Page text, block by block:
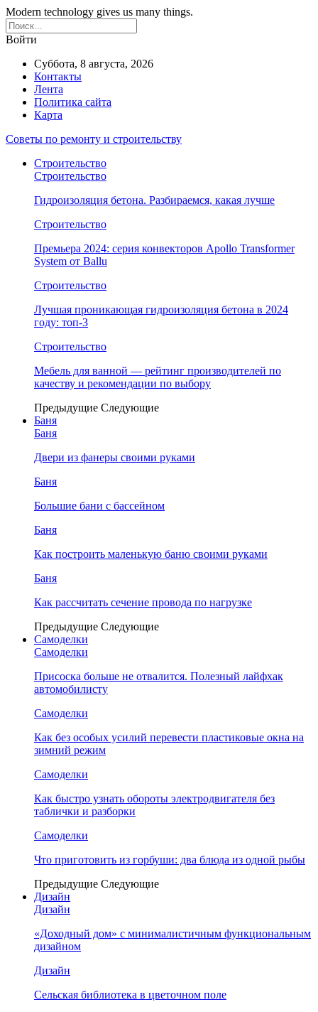
Modern technology gives us many things.
Войти
Суббота, 8 августа, 2026
Контакты
Лента
Политика сайта
Карта
Советы по ремонту и строительству
Строительство
Строительство
Гидроизоляция бетона. Разбираемся, какая лучше
Строительство
Премьера 2024: серия конвекторов Apollo Transformer
System от Ballu
Строительство
Лучшая проникающая гидроизоляция бетона в 2024
году: топ-3
Строительство
Мебель для ванной — рейтинг производителей по
качеству и рекомендации по выбору
Предыдущие Следующие
Баня
Баня
Двери из фанеры своими руками
Баня
Большие бани с бассейном
Баня
Как построить маленькую баню своими руками
Баня
Как рассчитать сечение провода по нагрузке
Предыдущие Следующие
Самоделки
Самоделки
Присоска больше не отвалится. Полезный лайфхак
автомобилисту
Самоделки
Как без особых усилий перевести пластиковые окна на
зимний режим
Самоделки
Как быстро узнать обороты электродвигателя без
таблички и разборки
Самоделки
Что приготовить из горбуши: два блюда из одной рыбы
Предыдущие Следующие
Дизайн
Дизайн
«Доходный дом» с минималистичным функциональным
дизайном
Дизайн
Сельская библиотека в цветочном поле